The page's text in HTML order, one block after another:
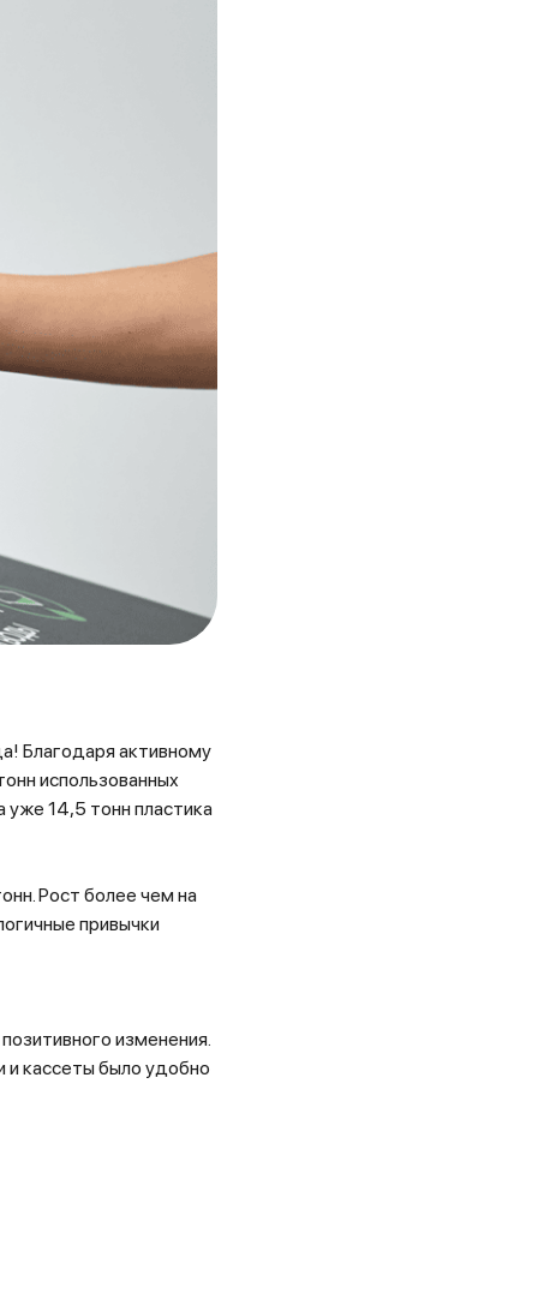
Благодаря активному
использованных
14,5 тонн пластика
Рост более чем на
привычки
изменения.
кассеты было удобно